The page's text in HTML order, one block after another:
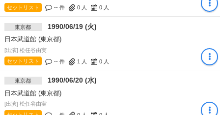
セットリスト
-- 件 0人 0人
東京都 1990/06/19 (火)
日本武道館 (東京都)
[出演] 松任谷由実
セットリスト
-- 件 1 人 0人
東京都 1990/06/20 (水)
日本武道館 (東京都)
[出演] 松任谷由実